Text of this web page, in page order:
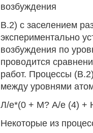
возбуждения
В.2) с заселением
экспериментально
возбуждения по
проводится
работ. Процессы
между уровнями
Л/е*(0 + М? А/е (4) +
Некоторые из